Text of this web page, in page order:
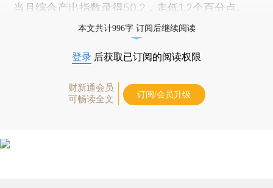
当月综合产出指数录得50.2，走低1.2个百分点。
本文共计996字 订阅后继续阅读
登录 后获取已订阅的阅读权限
财新通会员
可畅读全文
订阅/会员升级